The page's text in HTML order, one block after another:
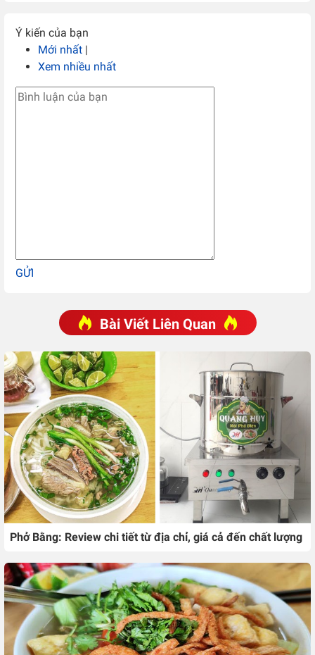
Ý kiến của bạn
Mới nhất |
Xem nhiều nhất
GỬI
Bài Viết Liên Quan
Phở Bằng: Review chi tiết từ địa chỉ, giá cả đến chất lượng